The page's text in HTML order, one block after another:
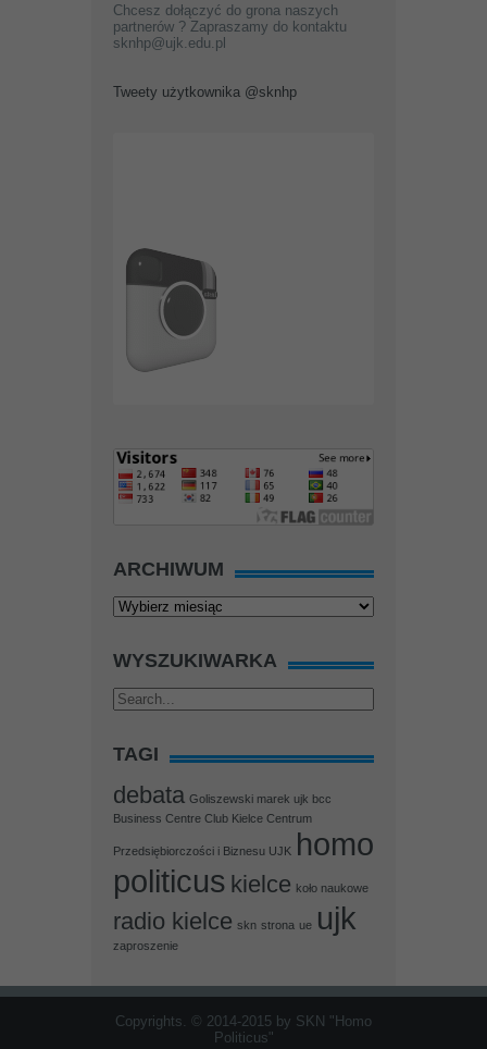
Chcesz dołączyć do grona naszych
partnerów ? Zapraszamy do kontaktu
sknhp@ujk.edu.pl
Tweety użytkownika @sknhp
ARCHIWUM
Archiwum
WYSZUKIWARKA
TAGI
debata Goliszewski marek ujk bcc
Business Centre Club Kielce Centrum
Przedsiębiorczości i Biznesu UJK homo
politicus kielce koło naukowe
radio kielce skn strona ue ujk
zaproszenie
Copyrights. © 2014-2015 by SKN "Homo
Politicus"